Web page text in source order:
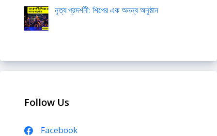
নৃত্য প্রদর্শনী: শিল্পের এক অনন্য অনুষ্ঠান
Follow Us
Facebook